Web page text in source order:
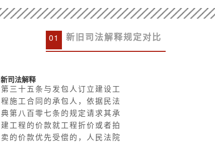
01 新旧司法解释规定对比
新司法解释
第三十五条与发包人订立建设工
程施工合同的承包人，依据民法
典第八百零七条的规定请求其承
建工程的价款就工程折价或者拍
卖的价款优先受偿的，人民法院